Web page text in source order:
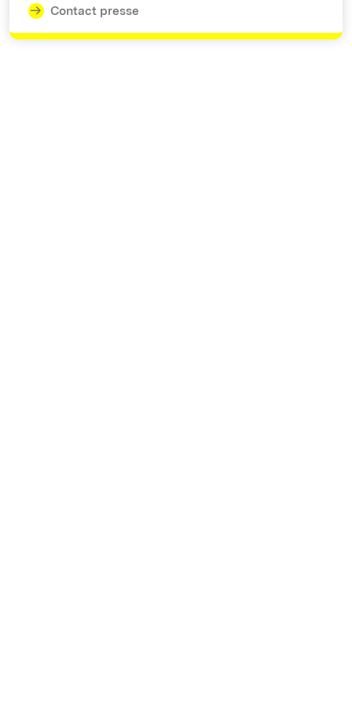
Contact presse